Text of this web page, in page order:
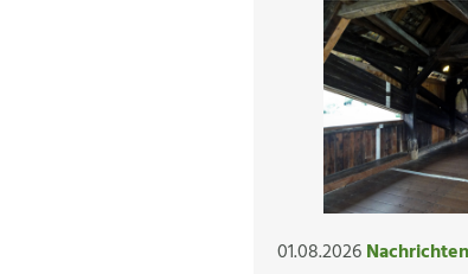
01.08.2026Nachrichten